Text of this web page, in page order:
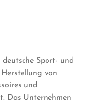
Sport- und
von
und
Das Unternehmen